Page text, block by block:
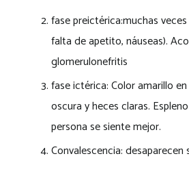
fase preictérica:muchas
falta de apetito, náuseas).
glomerulonefritis
fase ictérica: Color amarillo
oscura y heces claras.
persona se siente mejor.
Convalescencia: